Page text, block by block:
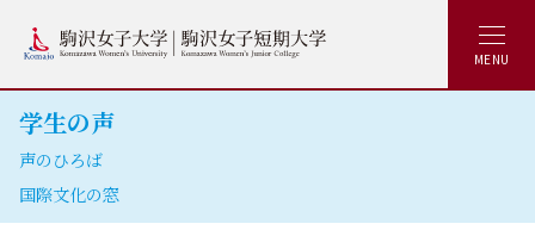
MENU
学生の声
声のひろば
国際文化の窓